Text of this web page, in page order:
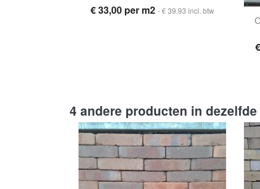
€ 33,00 per m2 - € 39.93 incl. btw
4 andere producten in